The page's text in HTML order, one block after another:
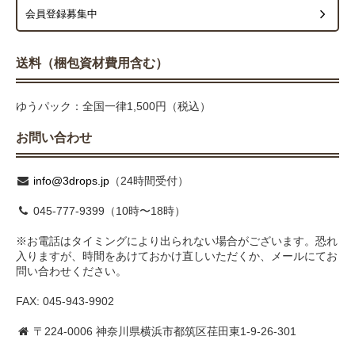
会員登録募集中
送料（梱包資材費用含む）
ゆうパック：全国一律1,500円（税込）
お問い合わせ
info@3drops.jp （24時間受付）
045-777-9399（10時〜18時）
※お電話はタイミングにより出られない場合がございます。恐れ
入りますが、時間をあけておかけ直しいただくか、メールにてお
問い合わせください。
FAX: 045-943-9902
〒224-0006 神奈川県横浜市都筑区荏田東1-9-26-301